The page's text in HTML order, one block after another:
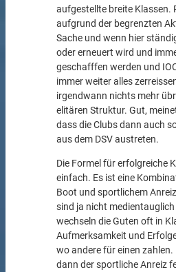
aufgestellte breite Klassen.
aufgrund der begrenzten
Sache und wenn hier
oder erneuert wird und
geschafffen werden und
immer weiter alles
irgendwann nichts mehr
elitären Struktur. Gut,
dass die Clubs dann auch
aus dem DSV austreten.
Die Formel für erfolgreiche
einfach. Es ist eine
Boot und sportlichem
sind ja nicht
wechseln die Guten oft in
Aufmerksamkeit und
wo andere für einen zahlen.
dann der sportliche Anreiz